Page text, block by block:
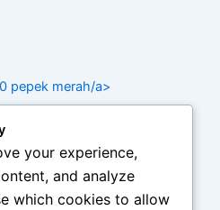
pepek merah/a>
besar
your experience,
and analyze
which cookies to allow